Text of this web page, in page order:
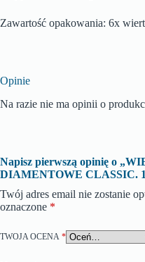
Zawartość opakowania: 6x
Opinie
Na razie nie ma opinii o
Napisz pierwszą opinię o
DIAMENTOWE CLASSIC.
Twój adres email nie zostanie
oznaczone *
TWOJA OCENA *